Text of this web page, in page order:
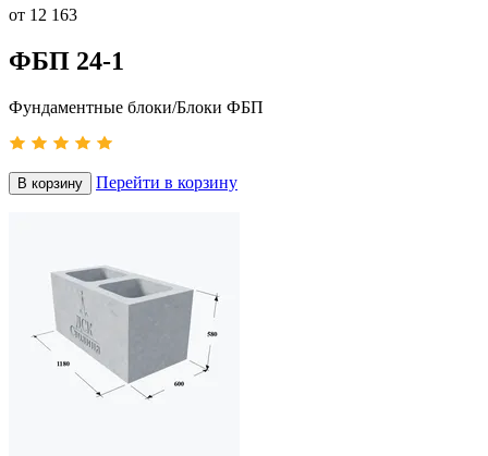
от 12 163
ФБП 24-1
Фундаментные блоки/Блоки ФБП
В корзину Перейти в корзину